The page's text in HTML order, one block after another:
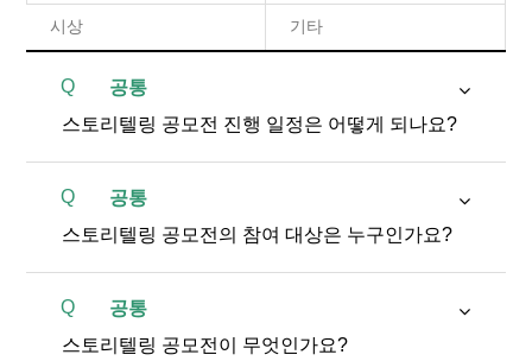
시상 기타
Q
공통
스토리텔링 공모전 진행 일정은 어떻게 되나요?
Q
공통
스토리텔링 공모전의 참여 대상은 누구인가요?
Q
공통
스토리텔링 공모전이 무엇인가요?